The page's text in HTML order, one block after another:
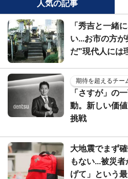
人気の記事
「秀吉と一緒
い...お市の方
だ"現代人には
期待を超えるチー
「さすが」の
動。新しい価
挑戦
大地震でまず
もない...被災
げて」という